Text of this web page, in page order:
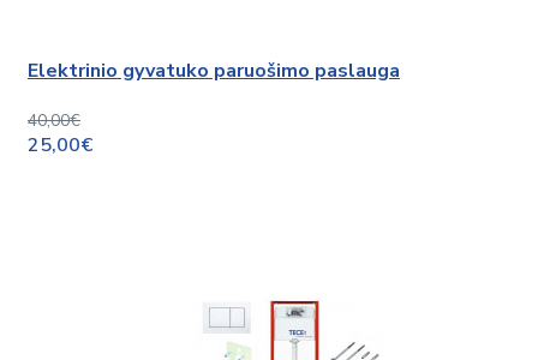
Elektrinio gyvatuko paruošimo paslauga
40,00€
25,00€